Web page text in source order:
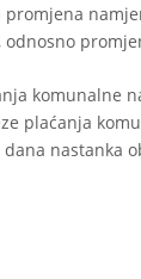
odnosno
komunalne
plaćanja
nastanka